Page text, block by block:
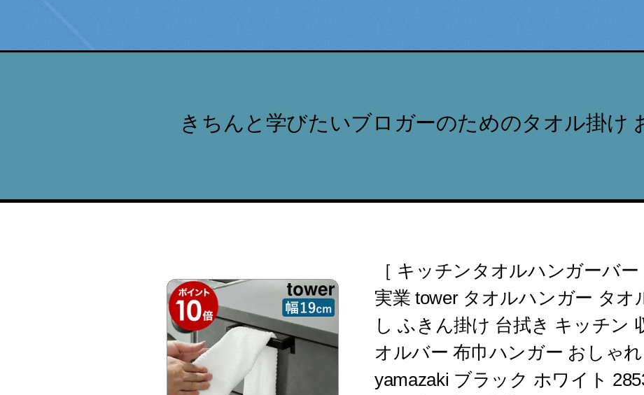
きちんと学びたいブロガーのためのタオル掛け
［ キッチンタオルハンガーバ
実業 tower タオルハンガー タオ
し ふきん掛け 台拭き キッチン
オルバー 布巾ハンガー おしゃ
yamazaki ブラック ホワイト